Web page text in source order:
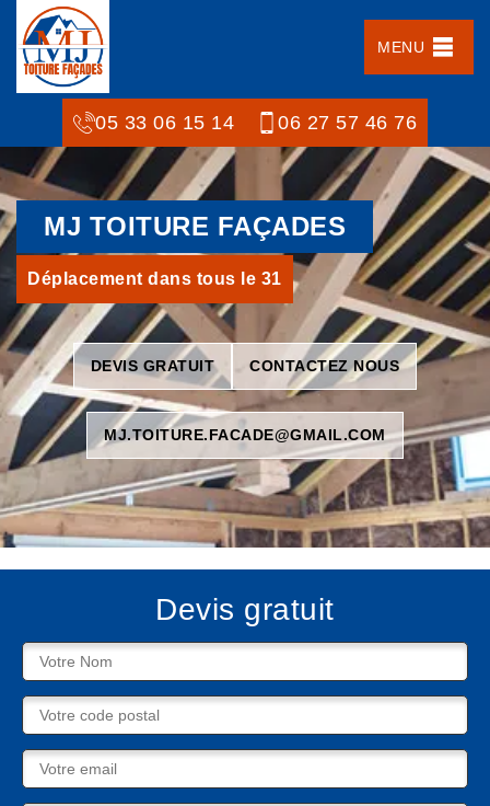
MENU
05 33 06 15 14 06 27 57 46 76
MJ TOITURE FAÇADES
Déplacement dans tous le 31
DEVIS GRATUIT CONTACTEZ NOUS
MJ.TOITURE.FACADE@GMAIL.COM
Devis gratuit